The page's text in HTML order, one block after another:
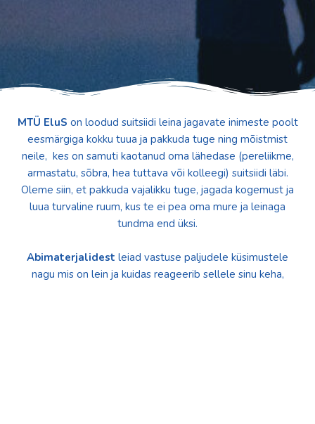
MTÜ EluS on loodud suitsiidi leina jagavate inimeste poolt
eesmärgiga kokku tuua ja pakkuda tuge ning mõistmist
neile, kes on samuti kaotanud oma lähedase (pereliikme,
armastatu, sõbra, hea tuttava või kolleegi) suitsiidi läbi.
Oleme siin, et pakkuda vajalikku tuge, jagada kogemust ja
luua turvaline ruum, kus te ei pea oma mure ja leinaga
tundma end üksi.
Abimaterjalidest leiad vastuse paljudele küsimustele
nagu mis on lein ja kuidas reageerib sellele sinu keha,